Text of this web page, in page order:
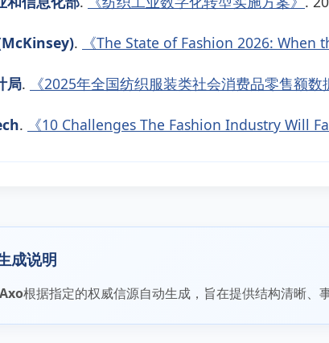
. 《The State of Fashion 2026: When
局. 《2025年全国纺织服装类社会消费品零售额数
. 《10 Challenges The Fashion Industry Will
成说明
根据指定的权威信源自动生成，旨在提供结构清晰